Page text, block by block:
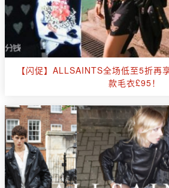
【闪促】ALLSAINTS全场低至5折再
款毛衣£95！